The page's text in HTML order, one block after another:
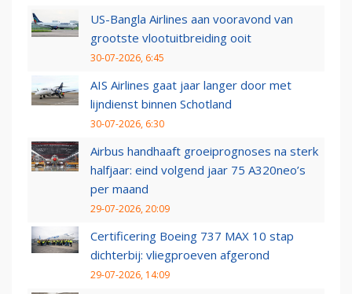
US-Bangla Airlines aan vooravond van
grootste vlootuitbreiding ooit
30-07-2026, 6:45
AIS Airlines gaat jaar langer door met
lijndienst binnen Schotland
30-07-2026, 6:30
Airbus handhaaft groeiprognoses na sterk
halfjaar: eind volgend jaar 75 A320neo’s
per maand
29-07-2026, 20:09
Certificering Boeing 737 MAX 10 stap
dichterbij: vliegproeven afgerond
29-07-2026, 14:09